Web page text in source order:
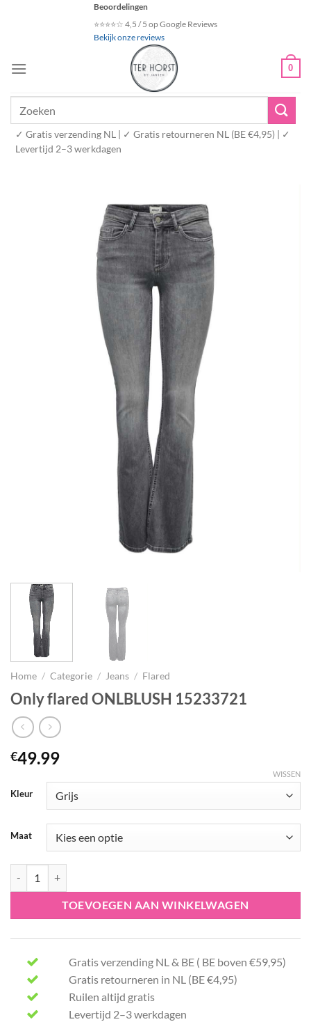
Beoordelingen
⭐⭐⭐⭐☆ 4,5 / 5 op Google Reviews
Bekijk onze reviews
0
✓ Gratis verzending NL | ✓ Gratis retourneren NL (BE €4,95) | ✓
Levertijd 2–3 werkdagen
Home / Categorie / Jeans / Flared
Only flared ONLBLUSH 15233721
€49.99
Kleur
Maat
WISSEN
TOEVOEGEN AAN WINKELWAGEN
Gratis verzending NL & BE ( BE boven €59,95)
Gratis retourneren in NL (BE €4,95)
Ruilen altijd gratis
Levertijd 2–3 werkdagen